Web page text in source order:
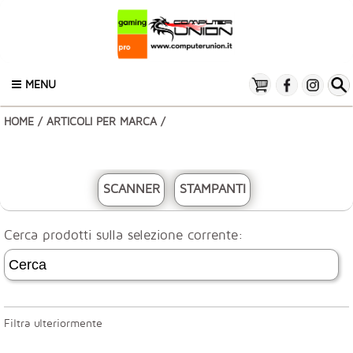
MENU
HOME / ARTICOLI PER MARCA /
SCANNER STAMPANTI
Cerca prodotti sulla selezione corrente:
Filtra ulteriormente